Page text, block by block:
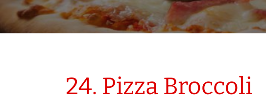
24. Pizza Broccoli